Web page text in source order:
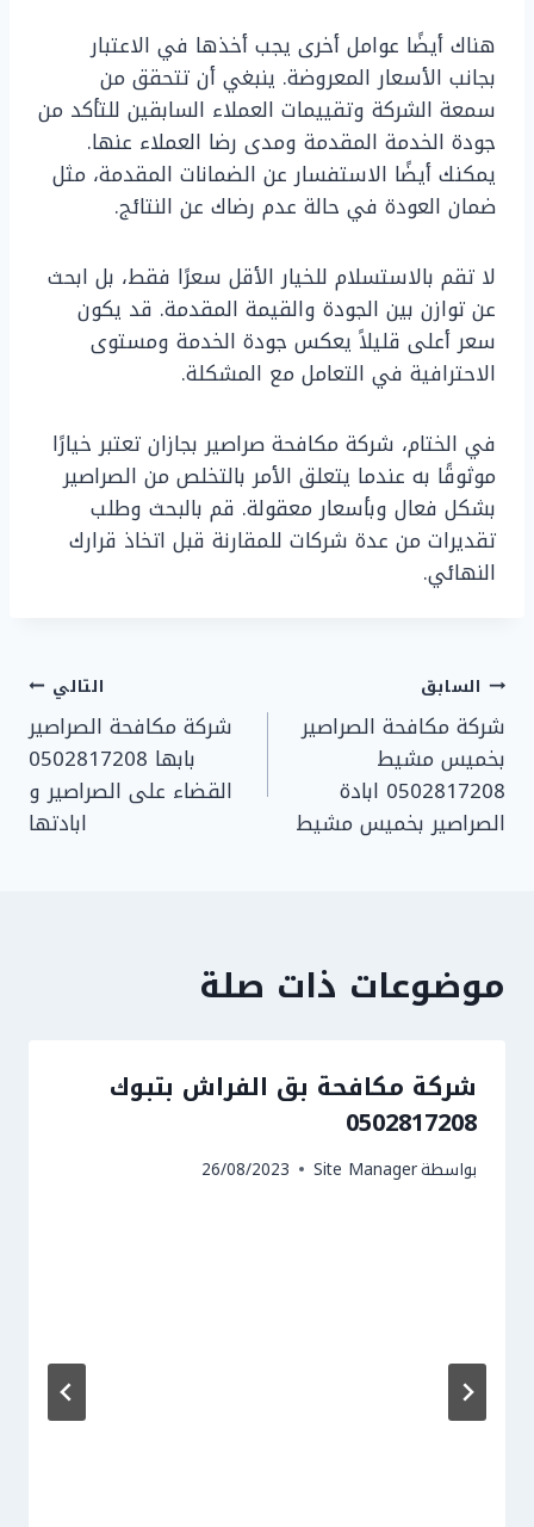
هناك أيضًا عوامل أخرى يجب أخذها في الاعتبار
بجانب الأسعار المعروضة. ينبغي أن تتحقق من
سمعة الشركة وتقييمات العملاء السابقين للتأكد من
جودة الخدمة المقدمة ومدى رضا العملاء عنها.
يمكنك أيضًا الاستفسار عن الضمانات المقدمة، مثل
ضمان العودة في حالة عدم رضاك عن النتائج.
لا تقم بالاستسلام للخيار الأقل سعرًا فقط، بل ابحث
عن توازن بين الجودة والقيمة المقدمة. قد يكون
سعر أعلى قليلاً يعكس جودة الخدمة ومستوى
الاحترافية في التعامل مع المشكلة.
في الختام، شركة مكافحة صراصير بجازان تعتبر خيارًا
موثوقًا به عندما يتعلق الأمر بالتخلص من الصراصير
بشكل فعال وبأسعار معقولة. قم بالبحث وطلب
تقديرات من عدة شركات للمقارنة قبل اتخاذ قرارك
النهائي.
تصفّح
المقالات
السابق
شركة مكافحة الصراصير
بخميس مشيط
0502817208 ابادة
الصراصير بخميس مشيط
التالي
شركة مكافحة الصراصير
بابها 0502817208
القضاء على الصراصير و
ابادتها
موضوعات ذات صلة
شركة مكافحة بق الفراش بتبوك
0502817208
بواسطةSite Manager
26/08/2023